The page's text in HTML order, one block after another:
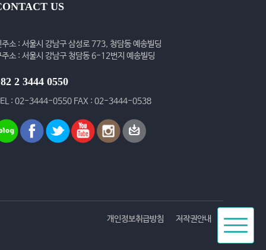
US
주소 : 서울시 강남구 삼성로 773, 청담동 예송빌딩
주소 : 서울시 강남구 청담동 6-12번지 예송빌딩
2 3444 0550
: 02-3444-0550 FAX : 02-3444-0538
개인정보취급방침 저작권안내
Toggle